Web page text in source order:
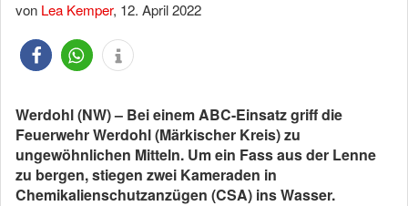
von Lea Kemper, 12. April 2022
Werdohl (NW) – Bei einem ABC-Einsatz griff die
Feuerwehr Werdohl (Märkischer Kreis) zu
ungewöhnlichen Mitteln. Um ein Fass aus der Lenne
zu bergen, stiegen zwei Kameraden in
Chemikalienschutzanzügen (CSA) ins Wasser.